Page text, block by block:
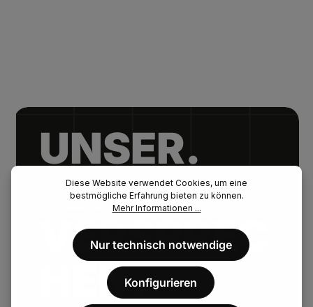
UNSER.
FENAU.
VERSPREC
HEN.
Diese Website verwendet Cookies, um eine
bestmögliche Erfahrung bieten zu können.
Mehr Informationen ...
Nur technisch notwendige
Konfigurieren